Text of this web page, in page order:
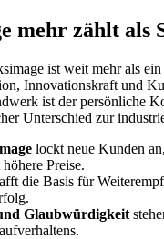
mehr zählt als
ist weit mehr als
Innovationskraft und
ist der persönliche
Unterschied zur
lockt neue Kunden
Preise.
die Basis für
Glaubwürdigkeit